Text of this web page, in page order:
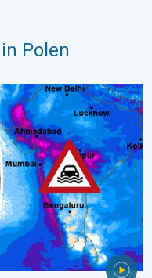
Polen
buitengewone